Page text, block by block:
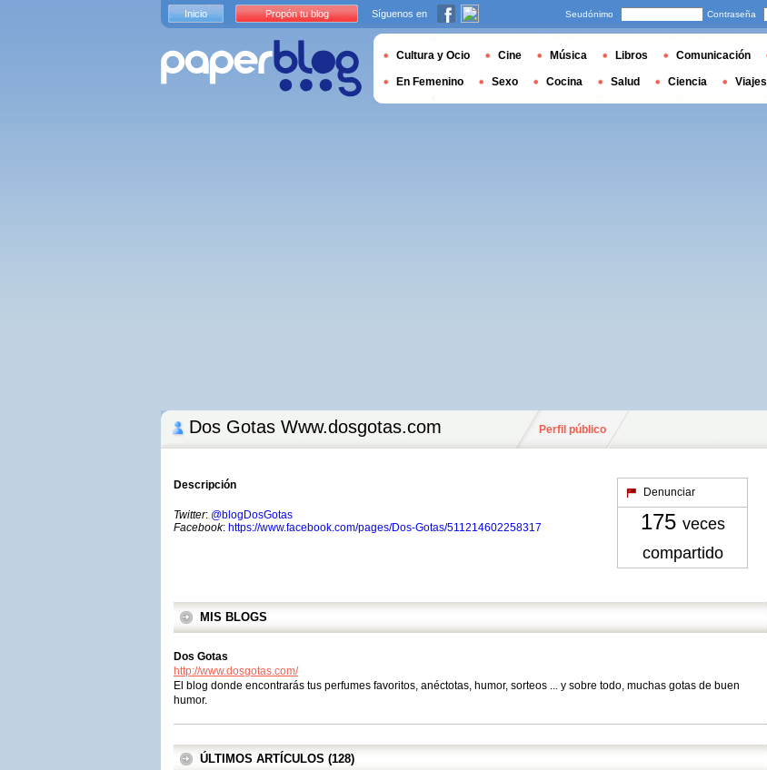
Dos Gotas Www.dosgotas.com Perfil público
Descripción
Twitter: @blogDosGotas
Facebook: https://www.facebook.com/pages/Dos-Gotas/511214602258317
Denunciar
175 veces
compartido
MIS BLOGS
Dos Gotas
http://www.dosgotas.com/
El blog donde encontrarás tus perfumes favoritos, anéctotas, humor, sorteos ... y sobre todo, muchas gotas de buen
humor.
ÚLTIMOS ARTÍCULOS (128)
Inicio Propón tu blog Síguenos en Seudónimo Contraseña
Cultura y Ocio Cine Música Libros Comunicación
En Femenino Sexo Cocina Salud Ciencia Viajes